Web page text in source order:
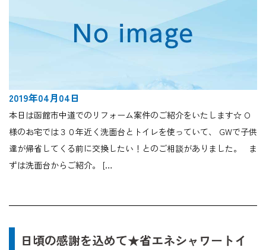
2019年04月04日
本日は函館市中道でのリフォーム案件のご紹介をいたします☆ O
様のお宅では３０年近く洗面台とトイレを使っていて、 GWで子供
達が帰省してくる前に交換したい！とのご相談がありました。 ま
ずは洗面台からご紹介。 […
日頃の感謝を込めて★省エネシャワートイ